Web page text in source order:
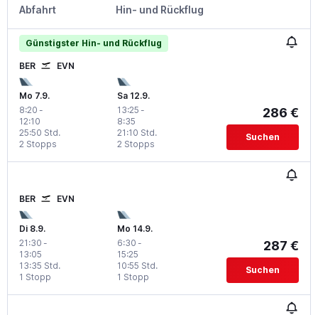
Abfahrt Hin- und Rückflug
Günstigster Hin- und Rückflug
BER EVN
Mo 7.9.
8:20 -
12:10
2 Stopps
25:50 Std.
Sa 12.9.
13:25 -
8:35
2 Stopps
21:10 Std.
286 €
Suchen
BER EVN
Di 8.9.
21:30 -
13:05
1 Stopp
13:35 Std.
Mo 14.9.
6:30 -
15:25
1 Stopp
10:55 Std.
287 €
Suchen